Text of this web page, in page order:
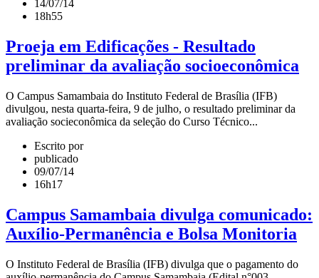
14/07/14
18h55
Proeja em Edificações - Resultado
preliminar da avaliação socioeconômica
O Campus Samambaia do Instituto Federal de Brasília (IFB)
divulgou, nesta quarta-feira, 9 de julho, o resultado preliminar da
avaliação socieconômica da seleção do Curso Técnico...
Escrito por
publicado
09/07/14
16h17
Campus Samambaia divulga comunicado:
Auxílio-Permanência e Bolsa Monitoria
O Instituto Federal de Brasília (IFB) divulga que o pagamento do